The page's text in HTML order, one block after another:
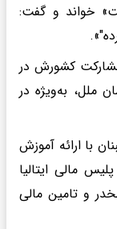
خواند و گفت:
مشارکت کشورش در
ملل، به‌ویژه در
با ارائه آموزش
مالی ایتالیا
و تامین مالی